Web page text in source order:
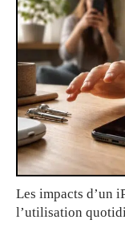
Les impacts d’un
l’utilisation